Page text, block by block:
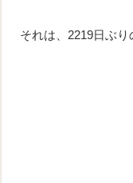
それは、2219日ぶり